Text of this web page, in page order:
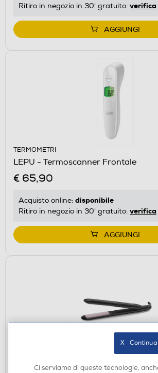
Ritiro in negozio in 30' gratuito: verifica
AGGIUNGI
TERMOMETRI
LEPU - Termoscanner Frontale
€ 65,90
Acquisto online: disponibile
Ritiro in negozio in 30' gratuito: verifica
AGGIUNGI
BABYLISS - Piastra per capelli
Ci serviamo di queste tecnologie,
X